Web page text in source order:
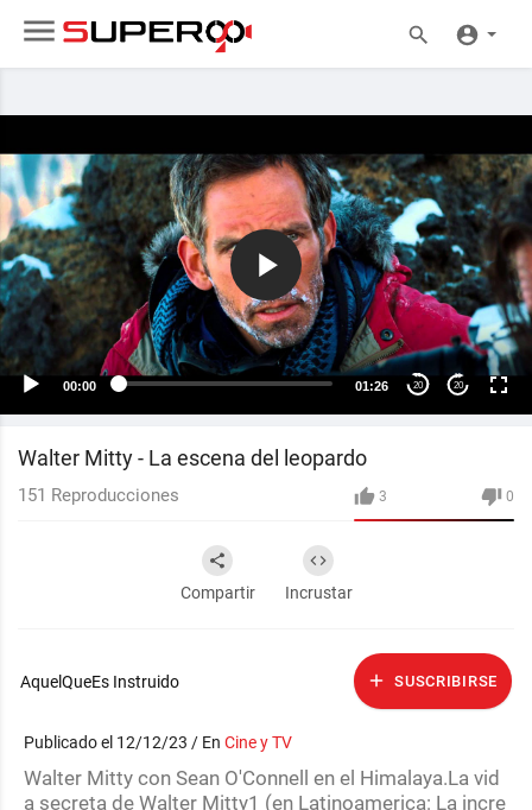
00:00 01:26 20 20
Walter Mitty - La escena del leopardo
3 0
151 Reproducciones
Compartir Incrustar
AquelQueEs Instruido SUSCRIBIRSE
Publicado el 12/12/23 / En Cine y TV
Walter Mitty con Sean O'Connell en el Himalaya.La vid
a secreta de Walter Mitty1 (en Latinoamerica: La incre